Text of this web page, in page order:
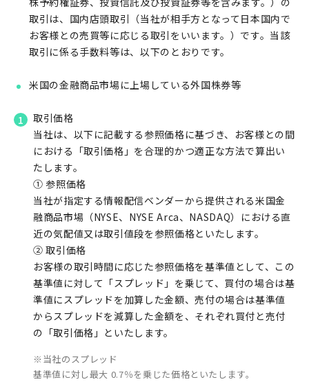
取引は、国内店頭取引（当社が相手方となって日本国内で
お客様との売買等に応じる取引をいいます。）です。当該
取引に係る手数料等は、以下のとおりです。
米国の金融商品市場に上場している外国株券等
取引価格
当社は、以下に記載する参照価格に基づき、お客様との間
における「取引価格」を合理的かつ適正な方法で算出い
たします。
① 参照価格
当社が指定する情報配信ベンダーから提供される米国金
融商品市場（NYSE、NYSE Arca、NASDAQ）における直
近の気配値又は取引値段を参照価格といたします。
② 取引価格
お客様の取引時間に応じた参照価格を基準値として、この
基準値に対して「スプレッド」を乗じて、買付の場合は基
準値にスプレッドを加算した金額、売付の場合は基準値
からスプレッドを減算した金額を、それぞれ買付と売付
の「取引価格」といたします。
当社のスプレッド
基準値に対し最大 0.7％を乗じた価格といたします。